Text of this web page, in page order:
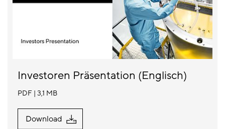
Investoren Präsentation (Englisch)
PDF 3,1 MB
Download